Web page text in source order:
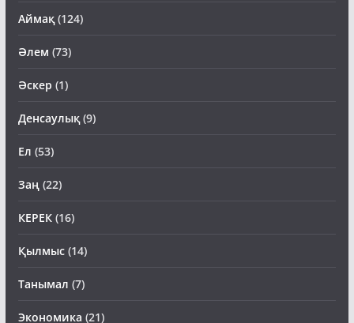
Аймақ(124)
Әлем (73)
Әскер (1)
Денсаулық(9)
Ел (53)
Заң(22)
КЕРЕК(16)
Қылмыс(14)
Танымал (7)
Экономика (21)